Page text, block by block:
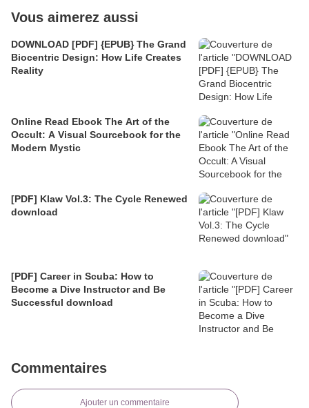
Vous aimerez aussi
DOWNLOAD [PDF] {EPUB} The Grand
Biocentric Design: How Life Creates
Reality
Online Read Ebook The Art of the
Occult: A Visual Sourcebook for the
Modern Mystic
[PDF] Klaw Vol.3: The Cycle Renewed
download
[PDF] Career in Scuba: How to
Become a Dive Instructor and Be
Successful download
Commentaires
Ajouter un commentaire